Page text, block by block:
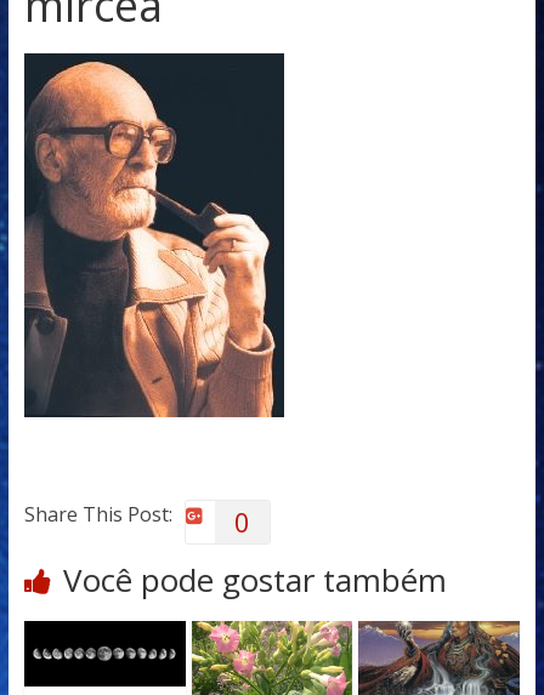
Share This Post: 0
Você pode gostar também